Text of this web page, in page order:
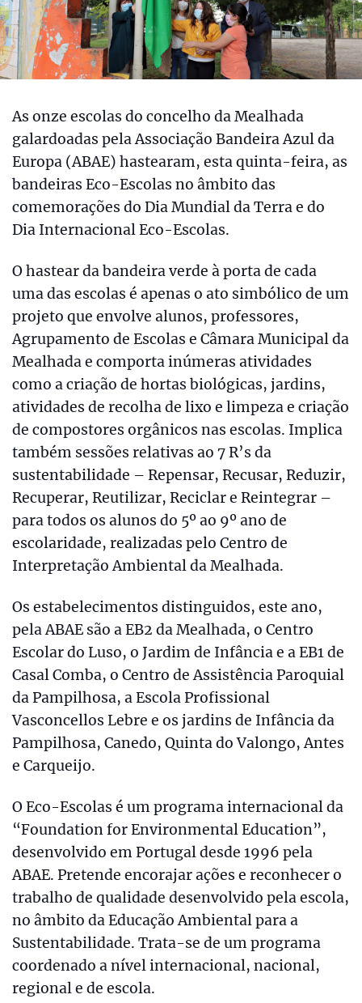
As onze escolas do concelho da Mealhada
galardoadas pela Associação Bandeira Azul da
Europa (ABAE) hastearam, esta quinta-feira, as
bandeiras Eco-Escolas no âmbito das
comemorações do Dia Mundial da Terra e do
Dia Internacional Eco-Escolas.
O hastear da bandeira verde à porta de cada
uma das escolas é apenas o ato simbólico de um
projeto que envolve alunos, professores,
Agrupamento de Escolas e Câmara Municipal da
Mealhada e comporta inúmeras atividades
como a criação de hortas biológicas, jardins,
atividades de recolha de lixo e limpeza e criação
de compostores orgânicos nas escolas. Implica
também sessões relativas ao 7 R’s da
sustentabilidade – Repensar, Recusar, Reduzir,
Recuperar, Reutilizar, Reciclar e Reintegrar –
para todos os alunos do 5º ao 9º ano de
escolaridade, realizadas pelo Centro de
Interpretação Ambiental da Mealhada.
Os estabelecimentos distinguidos, este ano,
pela ABAE são a EB2 da Mealhada, o Centro
Escolar do Luso, o Jardim de Infância e a EB1 de
Casal Comba, o Centro de Assistência Paroquial
da Pampilhosa, a Escola Profissional
Vasconcellos Lebre e os jardins de Infância da
Pampilhosa, Canedo, Quinta do Valongo, Antes
e Carqueijo.
O Eco-Escolas é um programa internacional da
“Foundation for Environmental Education”,
desenvolvido em Portugal desde 1996 pela
ABAE. Pretende encorajar ações e reconhecer o
trabalho de qualidade desenvolvido pela escola,
no âmbito da Educação Ambiental para a
Sustentabilidade. Trata-se de um programa
coordenado a nível internacional, nacional,
regional e de escola.